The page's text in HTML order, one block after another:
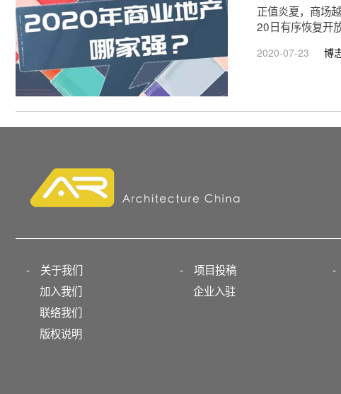
正值炎夏，商场
20日有序恢复开
2020-07-23 博
-
关于我们
加入我们
联络我们
版权说明
-
项目投稿
企业入驻
-